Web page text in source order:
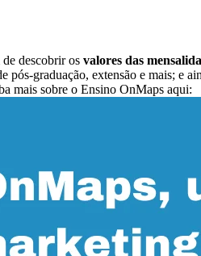
descobrir os valores das
pós-graduação, extensão e mais; e
mais sobre o Ensino OnMaps aqui: